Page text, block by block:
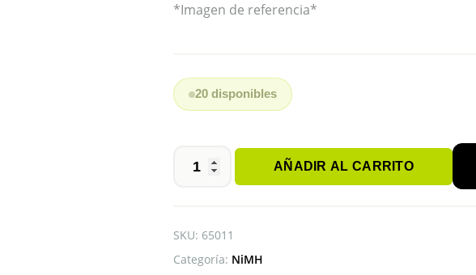
*Imagen de referencia*
20 disponibles
BATERÍA
NiMH
cantidad
AÑADIR AL CARRITO
SKU: 65011
Categoría: NiMH